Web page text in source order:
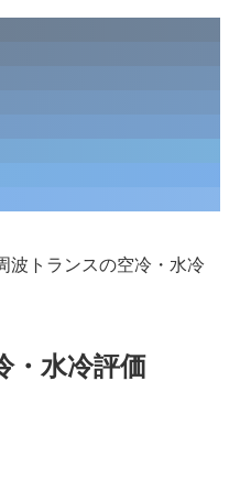
波トランスの空冷・水冷
・水冷評価